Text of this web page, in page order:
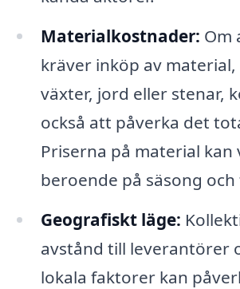
Materialkostnader: Om
kräver inköp av material,
växter, jord eller stenar,
också att påverka det
Priserna på material kan
beroende på säsong
Geografiskt läge:
avstånd till leverantörer
lokala faktorer kan